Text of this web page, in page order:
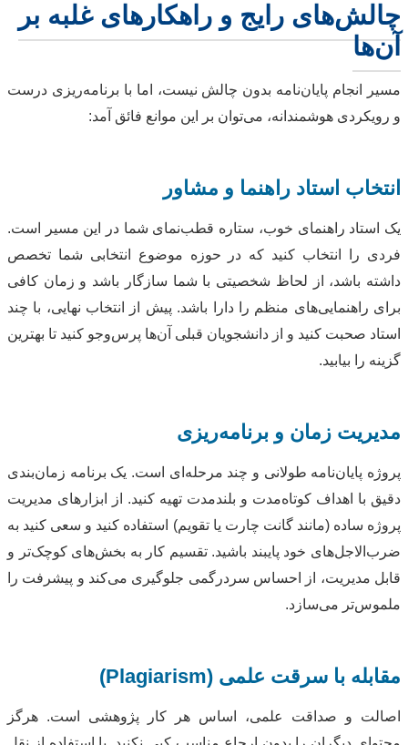
چالش‌های رایج و راهکارهای غلبه بر
آن‌ها
مسیر انجام پایان‌نامه بدون چالش نیست، اما با برنامه‌ریزی درست
و رویکردی هوشمندانه، می‌توان بر این موانع فائق آمد:
انتخاب استاد راهنما و مشاور
یک استاد راهنمای خوب، ستاره قطب‌نمای شما در این مسیر است.
فردی را انتخاب کنید که در حوزه موضوع انتخابی شما تخصص
داشته باشد، از لحاظ شخصیتی با شما سازگار باشد و زمان کافی
برای راهنمایی‌های منظم را دارا باشد. پیش از انتخاب نهایی، با چند
استاد صحبت کنید و از دانشجویان قبلی آن‌ها پرس‌وجو کنید تا بهترین
گزینه را بیابید.
مدیریت زمان و برنامه‌ریزی
پروژه پایان‌نامه طولانی و چند مرحله‌ای است. یک برنامه زمان‌بندی
دقیق با اهداف کوتاه‌مدت و بلندمدت تهیه کنید. از ابزارهای مدیریت
پروژه ساده (مانند گانت چارت یا تقویم) استفاده کنید و سعی کنید به
ضرب‌الاجل‌های خود پایبند باشید. تقسیم کار به بخش‌های کوچک‌تر و
قابل مدیریت، از احساس سردرگمی جلوگیری می‌کند و پیشرفت را
ملموس‌تر می‌سازد.
مقابله با سرقت علمی (Plagiarism)
اصالت و صداقت علمی، اساس هر کار پژوهشی است. هرگز